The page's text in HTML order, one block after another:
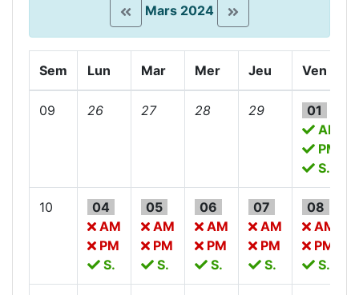
Mars 2024
Sem Lun Mar Mer Jeu Ven
09 26 27 28 29
01
AM
PM
S.
10
04
AM
PM
S.
05
AM
PM
S.
06
AM
PM
S.
07
AM
PM
S.
08
AM
PM
S.